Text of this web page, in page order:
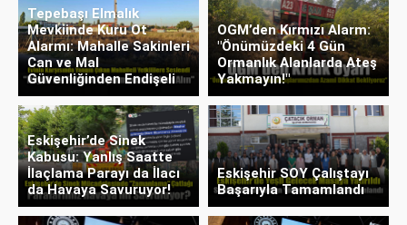
Tepebaşı Elmalık
Mevkiinde Kuru Ot
Alarmı: Mahalle Sakinleri
Can ve Mal
Güvenliğinden Endişeli
OGM’den Kırmızı Alarm:
"Önümüzdeki 4 Gün
Ormanlık Alanlarda Ateş
Yakmayın!"
Eskişehir’de Sinek
Kabusu: Yanlış Saatte
İlaçlama Parayı da İlacı
da Havaya Savuruyor!
Eskişehir SOY Çalıştayı
Başarıyla Tamamlandı